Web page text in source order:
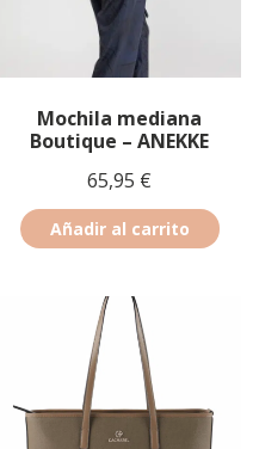
Mochila mediana
Boutique – ANEKKE
65,95 €
Añadir al carrito